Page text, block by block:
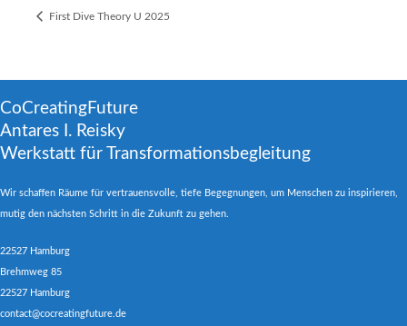
First Dive Theory U 2025
CoCreatingFuture
Antares I. Reisky
Werkstatt für Transformationsbegleitung
Wir schaffen Räume für vertrauensvolle, tiefe Begegnungen, um Menschen zu inspirieren,
mutig den nächsten Schritt in die Zukunft zu gehen.
22527 Hamburg
Brehmweg 85
22527 Hamburg
contact@cocreatingfuture.de